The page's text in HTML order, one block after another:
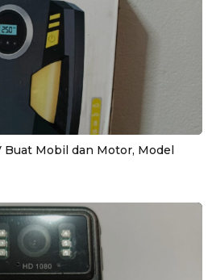
Buat Mobil dan Motor, Model